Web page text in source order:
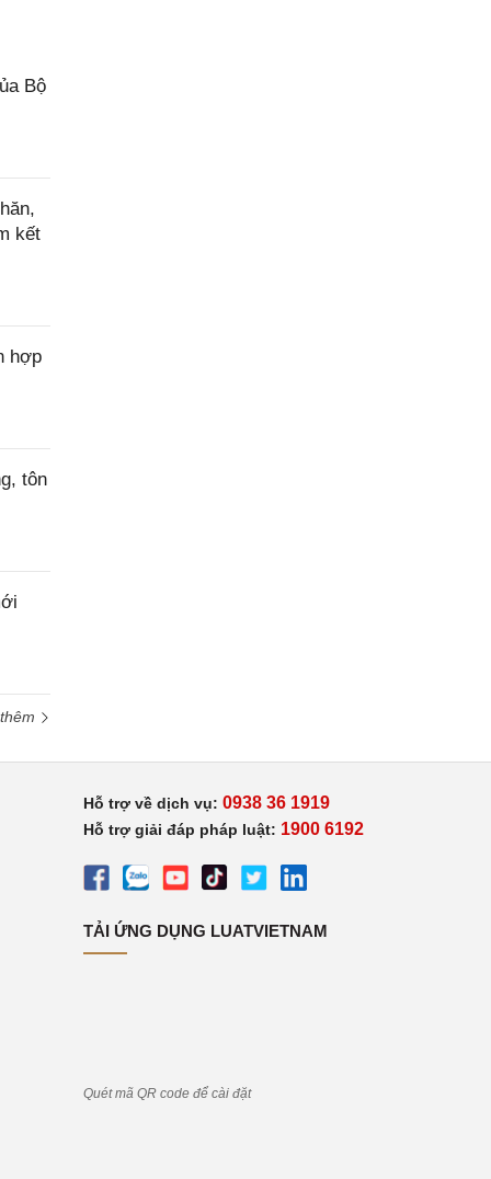
Bộ
kết
hợp
tôn
Hỗ trợ về dịch vụ: 0938 36 1919
Hỗ trợ giải đáp pháp luật: 1900 6192
TẢI ỨNG DỤNG LUATVIETNAM
Quét mã QR code để cài đặt